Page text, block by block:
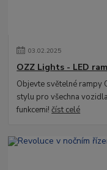
03.02.2025
OZZ Lights - LED
Objevte světelné rampy
stylu pro všechna
funkcemi!číst celé